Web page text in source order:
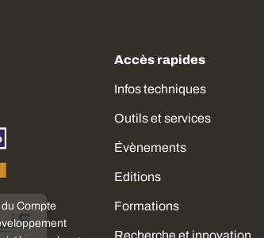
Compte
Accès rapides
Infos techniques
Outils et services
Évènements
Editions
Formations